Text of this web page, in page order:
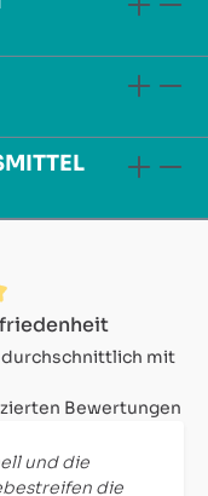
4.9 von 5 Sternen
mit
Bewertungen
und die
die